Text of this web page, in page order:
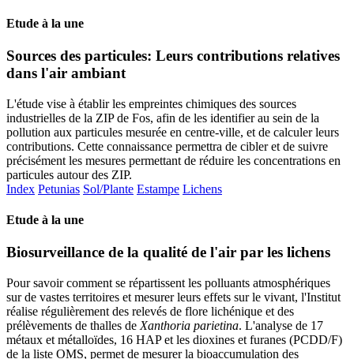
Etude à la une
Sources des particules: Leurs contributions relatives
dans l'air ambiant
L'étude vise à établir les empreintes chimiques des sources
industrielles de la ZIP de Fos, afin de les identifier au sein de la
pollution aux particules mesurée en centre-ville, et de calculer leurs
contributions. Cette connaissance permettra de cibler et de suivre
précisément les mesures permettant de réduire les concentrations en
particules autour des ZIP.
Index Petunias Sol/Plante Estampe Lichens
Etude à la une
Biosurveillance de la qualité de l'air par les lichens
Pour savoir comment se répartissent les polluants atmosphériques
sur de vastes territoires et mesurer leurs effets sur le vivant, l'Institut
réalise régulièrement des relevés de flore lichénique et des
prélèvements de thalles de Xanthoria parietina. L'analyse de 17
métaux et métalloïdes, 16 HAP et les dioxines et furanes (PCDD/F)
de la liste OMS, permet de mesurer la bioaccumulation des